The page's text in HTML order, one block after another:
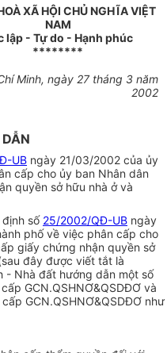
XÃ HỘI CHỦ NGHĨA VIỆT
NAM
lập - Tự do - Hạnh phúc
********
Minh, ngày 27 tháng 3 năm
2002
UB ngày 21/03/2002 của ủy
cấp cho ủy ban Nhân dân
quyền sở hữu nhà ở và
số 25/2002/QĐ-UB ngày
phố về việc phân cấp cho
giấy chứng nhận quyền sở
đây được viết tắt là
- Nhà đất hướng dẫn một số
GCN.QSHNƠ&QSDĐƠ và
GCN.QSHNƠ&QSDĐƠ như